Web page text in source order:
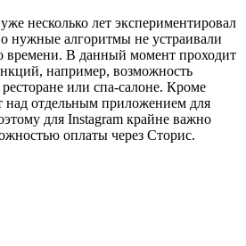
несколько лет экспериментировал
нужные алгоритмы не устраивали
времени. В данный момент проходит
например, возможность
или спа-салоне. Кроме
над отдельным приложением для
для Instagram крайне важно
оплаты через Сторис.